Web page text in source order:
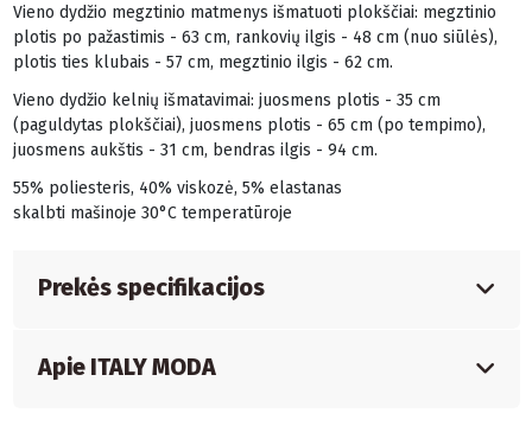
Vieno dydžio megztinio matmenys išmatuoti plokščiai: megztinio
plotis po pažastimis - 63 cm, rankovių ilgis - 48 cm (nuo siūlės),
plotis ties klubais - 57 cm, megztinio ilgis - 62 cm.
Vieno dydžio kelnių išmatavimai: juosmens plotis - 35 cm
(paguldytas plokščiai), juosmens plotis - 65 cm (po tempimo),
juosmens aukštis - 31 cm, bendras ilgis - 94 cm.
55% poliesteris, 40% viskozė, 5% elastanas
skalbti mašinoje 30°C temperatūroje
Prekės specifikacijos
Apie ITALY MODA